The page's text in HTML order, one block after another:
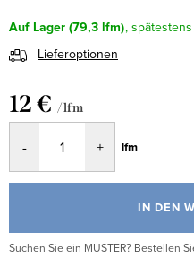
Auf Lager(79,3 lfm)
Lieferoptionen
12 € / lfm
lfm
IN DEN
Suchen Sie ein MUSTER? Bestellen